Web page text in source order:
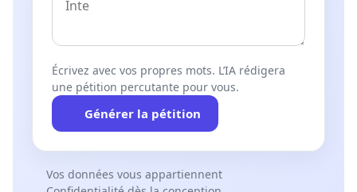
Écrivez avec vos propres mots. L’IA rédigera
une pétition percutante pour vous.
Générer la pétition
Vos données vous appartiennent